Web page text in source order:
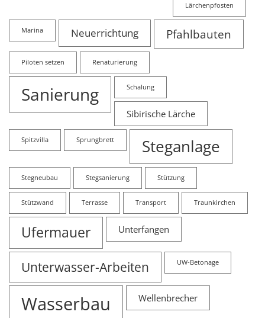
Lärchenpfosten
Marina Neuerrichtung Pfahlbauten
Piloten setzen Renaturierung
Sanierung Schalung
Sibirische Lärche
Spitzvilla Sprungbrett Steganlage
Stegneubau Stegsanierung Stützung
Stützwand Terrasse Transport Traunkirchen
Ufermauer Unterfangen
Unterwasser-Arbeiten UW-Betonage
Wasserbau Wellenbrecher